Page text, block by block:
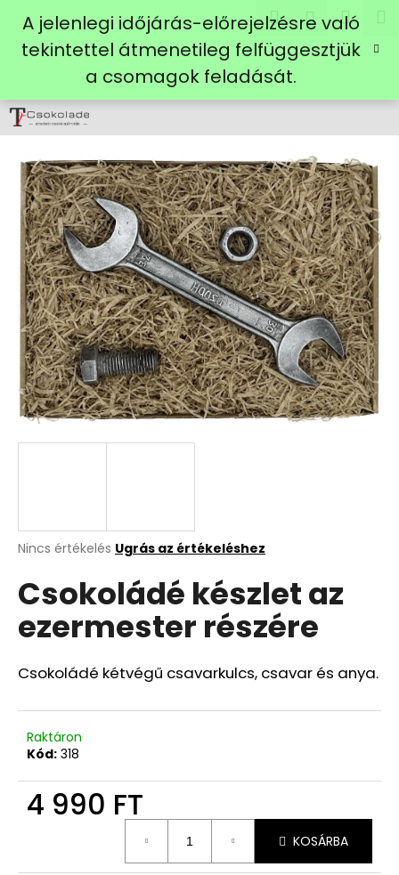
tartalomhoz
A jelenlegi időjárás-előrejelzésre való
tekintettel átmenetileg felfüggesztjük
a csomagok feladását.
Keresés
A
átlagos
értékelése
ből
csillag.
Nincs értékelés Ugrás az értékeléshez
Csokoládé készlet az
ezermester részére
Csokoládé kétvégű csavarkulcs, csavar és anya.
Raktáron
Kód: 318
4 990 FT
KOSÁRBA
r
Vissza
Vissza
M
i
t
k
e
r
e
s
?
KERESÉS
A
l
j
k